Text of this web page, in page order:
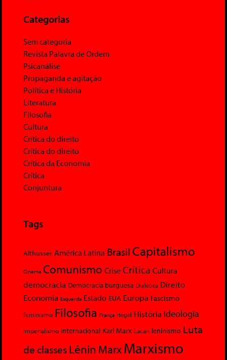
Categorias
Sem categoria
Revista Palavra de Ordem
Psicanálise
Propaganda e agitação
Política e História
Literatura
Filosofia
Cultura
Crítica do direito
Crítica do direito
Crítica da Economia
Crítica
Conjuntura
Tags
Althusser América Latina Brasil Capitalismo
Cinema Comunismo Crise Crítica Cultura
democracia Democracia burguesa Dialética Direito
Economia Esquerda Estado EUA Europa Fascismo
feminismo Filosofia França Hegel História Ideologia
Imperialismo Internacional Karl Marx Lacan leninismo Luta
de classesLênin MarxMarxismo